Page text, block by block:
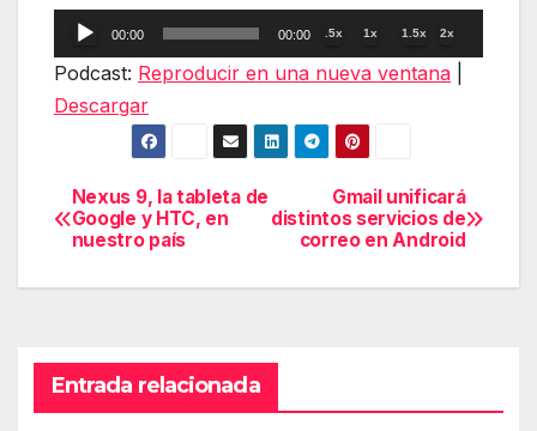
Reproductor
de
00:00 00:00 .5x 1x 1.5x 2x
Podcast: Reproducir en una nueva ventana
Descargar
Navegación
de
Gmail unificará
distintos servicios de
correo en Android
Nexus 9, la tableta de
Google y HTC, en
nuestro país
Entrada relacionada